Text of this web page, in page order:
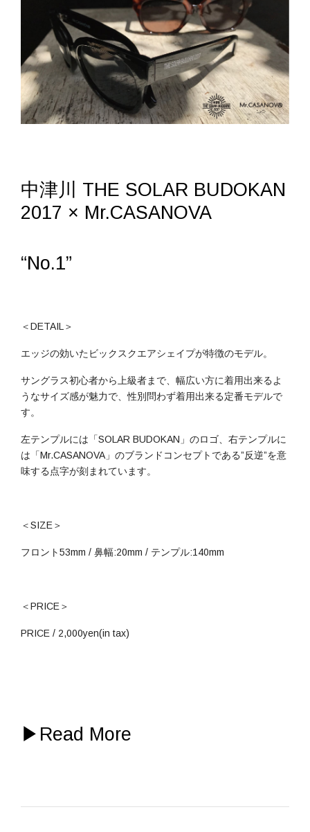
中津川 THE SOLAR BUDOKAN
2017 × Mr.CASANOVA
“No.1”
＜DETAIL＞
エッジの効いたビックスクエアシェイプが特徴のモデル。
サングラス初心者から上級者まで、幅広い方に着用出来るよ
うなサイズ感が魅力で、性別問わず着用出来る定番モデルで
す。
左テンプルには「SOLAR BUDOKAN」のロゴ、右テンプルに
は「Mr.CASANOVA」のブランドコンセプトである”反逆”を意
味する点字が刻まれています。
＜SIZE＞
フロント53mm / 鼻幅:20mm / テンプル:140mm
＜PRICE＞
PRICE / 2,000yen(in tax)
▶ Read More